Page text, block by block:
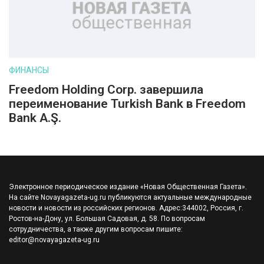
ФИНАНСЫ
Freedom Holding Corp. завершила
переименование Turkish Bank в Freedom
Bank A.Ş.
Электронное периодическое издание «Новая Общественная Газета».
На сайте Novayagazeta-ug.ru публикуются актуальные международные
новости и новости из российских регионов. Адрес:344002, Россия, г.
Ростов-на-Дону, ул. Большая Садовая, д. 58. По вопросам
сотрудничества, а также другим вопросам пишите:
editor@novayagazeta-ug.ru